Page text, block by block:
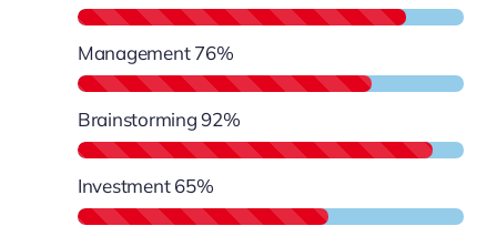
Management 76%
Brainstorming 92%
Investment 65%